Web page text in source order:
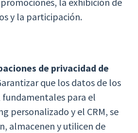
y la participación.
de privacidad de
que los datos de los
fundamentales para el
personalizado y el CRM, se
almacenen y utilicen de